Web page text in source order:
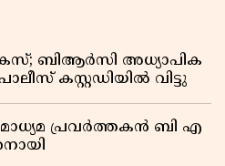
ബിആർസി അധ്യാപിക
കസ്റ്റഡിയിൽ വിട്ടു
മാധ്യമ പ്രവർത്തകൻ ബി എ